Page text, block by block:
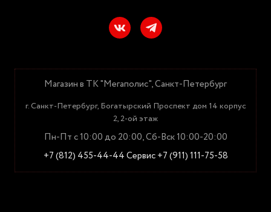
Магазин в ТК "Мегаполис", Санкт-Петербург
г. Санкт-Петербург, Богатырский Проспект дом 14 корпус
2, 2-ой этаж
Пн-Пт с 10:00 до 20:00, Сб-Вск 10:00-20:00
+7 (812) 455-44-44Сервис +7 (911) 111-75-58